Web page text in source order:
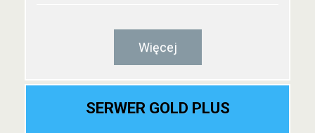
Więcej
SERWER GOLD PLUS